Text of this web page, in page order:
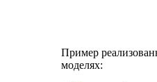
Пример
моделях: